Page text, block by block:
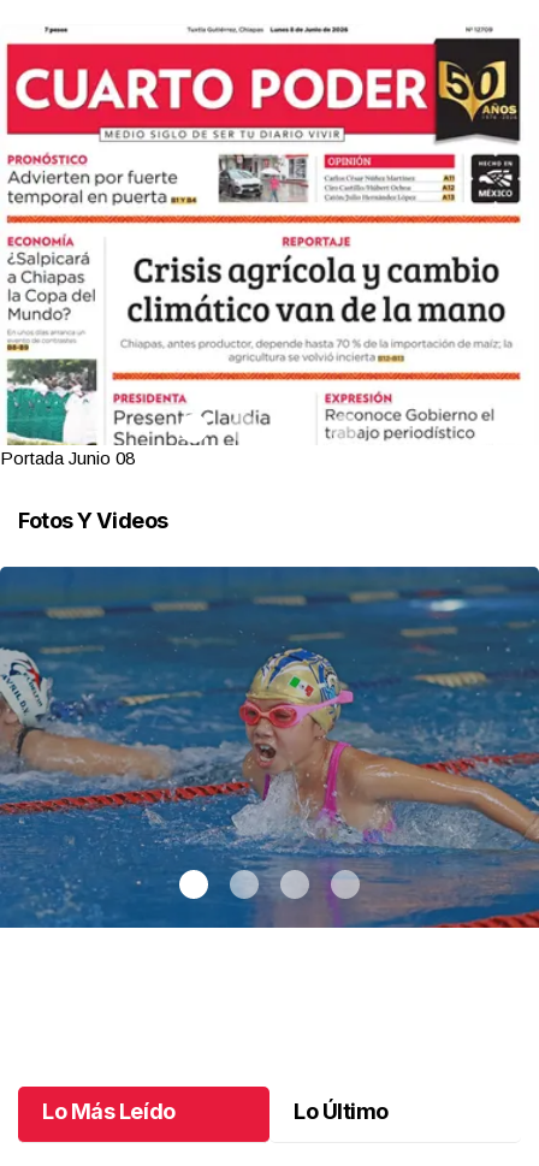
Portada Junio 08
Fotos Y Videos
Lo Más Leído Lo Último